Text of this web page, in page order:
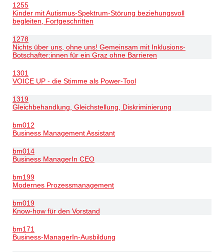
1255
Kinder mit Autismus-Spektrum-Störung beziehungsvoll
begleiten, Fortgeschritten
1278
Nichts über uns, ohne uns! Gemeinsam mit Inklusions-
Botschafter:innen für ein Graz ohne Barrieren
1301
VOICE UP - die Stimme als Power-Tool
1319
Gleichbehandlung, Gleichstellung, Diskriminierung
bm012
Business Management Assistant
bm014
Business ManagerIn CEO
bm199
Modernes Prozessmanagement
bm019
Know-how für den Vorstand
bm171
Business-ManagerIn-Ausbildung